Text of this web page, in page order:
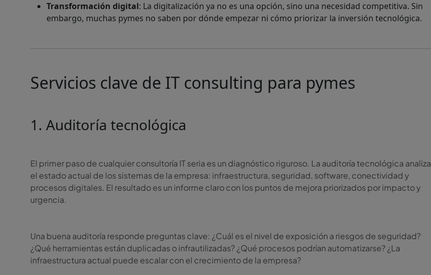
Transformación digital: La digitalización ya no es una opción, sino una necesidad competitiva. Sin
embargo, muchas pymes no saben por dónde empezar ni cómo priorizar la inversión tecnológica.
Servicios clave de IT consulting para pymes
1. Auditoría tecnológica
El primer paso de cualquier consultoría IT seria es un diagnóstico riguroso. La auditoría tecnológica analiza
el estado actual de los sistemas de la empresa: infraestructura, seguridad, software, conectividad y
procesos digitales. El resultado es un informe claro con los puntos de mejora priorizados por impacto y
urgencia.
Una buena auditoría responde preguntas clave: ¿Cuál es el nivel de exposición a riesgos de seguridad?
¿Qué herramientas están duplicadas o infrautilizadas? ¿Qué procesos podrían automatizarse? ¿La
infraestructura actual puede escalar con el crecimiento de la empresa?